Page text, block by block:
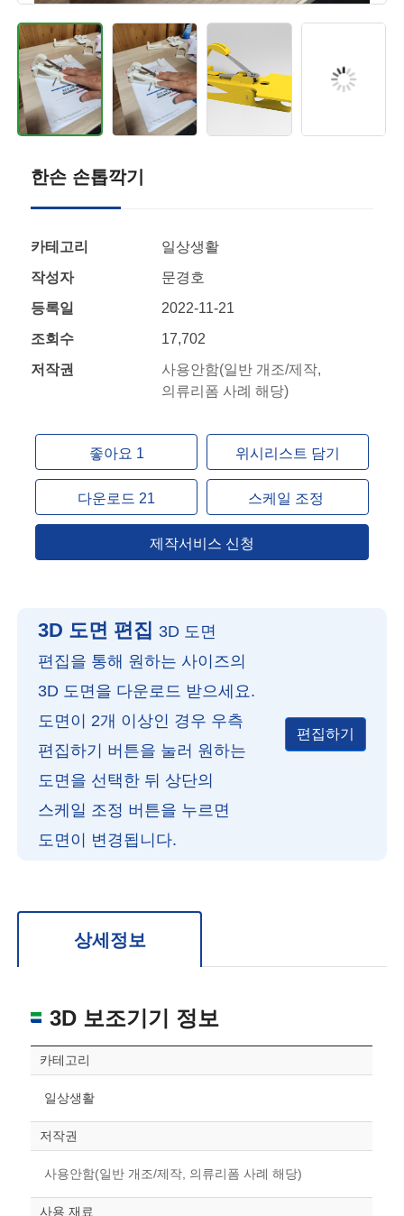
한손 손톱깍기
카테고리
일상생활
작성자
문경호
등록일
2022-11-21
조회수
17,702
저작권
사용안함(일반 개조/제작,
의류리폼 사례 해당)
좋아요 1 위시리스트 담기
다운로드 21 스케일 조정
제작서비스 신청
3D 도면 편집 3D 도면
편집을 통해 원하는 사이즈의
3D 도면을 다운로드 받으세요.
도면이 2개 이상인 경우 우측
편집하기 버튼을 눌러 원하는
도면을 선택한 뒤 상단의
스케일 조정 버튼을 누르면
도면이 변경됩니다.
편집하기
위치 이동: 우측 드래그
상세정보
3D 보조기기 정보
카테고리
일상생활
저작권
사용안함(일반 개조/제작, 의류리폼 사례 해당)
사용 재료